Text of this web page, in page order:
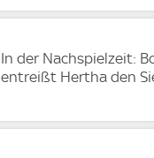
In der Nachspielzeit:
entreißt Hertha den